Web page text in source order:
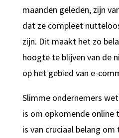
maanden geleden, zijn
dat ze compleet
zijn. Dit maakt het zo
hoogte te blijven van de
op het gebied van e-
Slimme ondernemers
is om opkomende online
is van cruciaal belang om